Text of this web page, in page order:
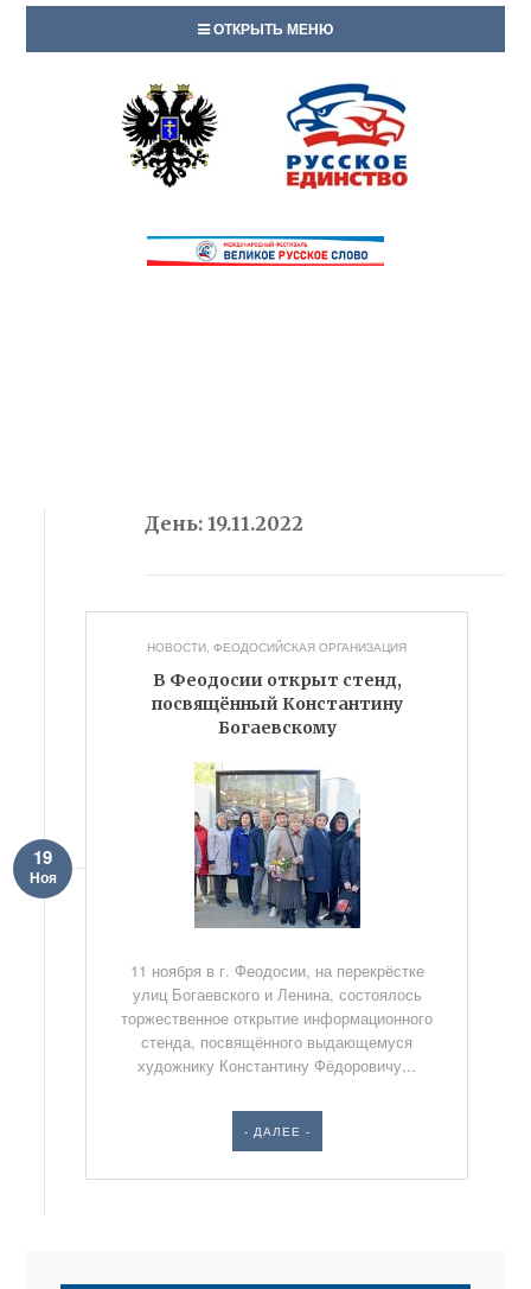
ОТКРЫТЬ МЕНЮ
День:19.11.2022
НОВОСТИ,ФЕОДОСИЙСКАЯ ОРГАНИЗАЦИЯ
В Феодосии открыт стенд,
посвящённый Константину
Богаевскому
19
Ноя
11 ноября в г. Феодосии, на перекрёстке
улиц Богаевского и Ленина, состоялось
торжественное открытие информационного
стенда, посвящённого выдающемуся
художнику Константину Фёдоровичу...
- ДАЛЕЕ -